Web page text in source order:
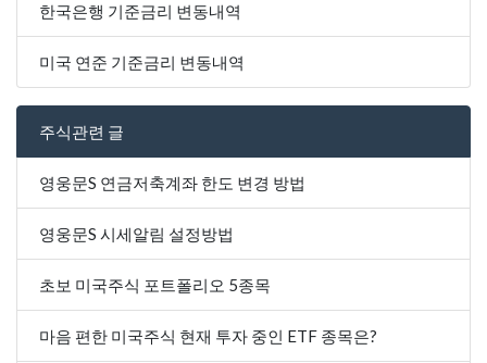
한국은행 기준금리 변동내역
미국 연준 기준금리 변동내역
주식관련 글
영웅문S 연금저축계좌 한도 변경 방법
영웅문S 시세알림 설정방법
초보 미국주식 포트폴리오 5종목
마음 편한 미국주식 현재 투자 중인 ETF 종목은?